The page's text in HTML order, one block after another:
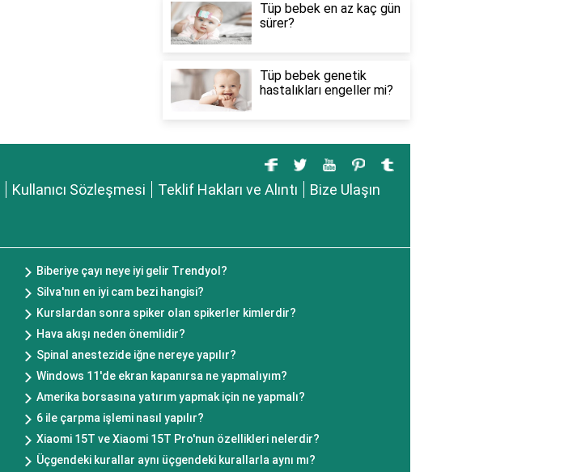
Tüp bebek en az kaç gün
sürer?
Tüp bebek genetik
hastalıkları engeller mi?
Kullanıcı Sözleşmesi Teklif Hakları ve Alıntı Bize Ulaşın
Biberiye çayı neye iyi gelir Trendyol?
Silva'nın en iyi cam bezi hangisi?
Kurslardan sonra spiker olan spikerler kimlerdir?
Hava akışı neden önemlidir?
Spinal anestezide iğne nereye yapılır?
Windows 11'de ekran kapanırsa ne yapmalıyım?
Amerika borsasına yatırım yapmak için ne yapmalı?
6 ile çarpma işlemi nasıl yapılır?
Xiaomi 15T ve Xiaomi 15T Pro'nun özellikleri nelerdir?
Üçgendeki kurallar aynı üçgendeki kurallarla aynı mı?